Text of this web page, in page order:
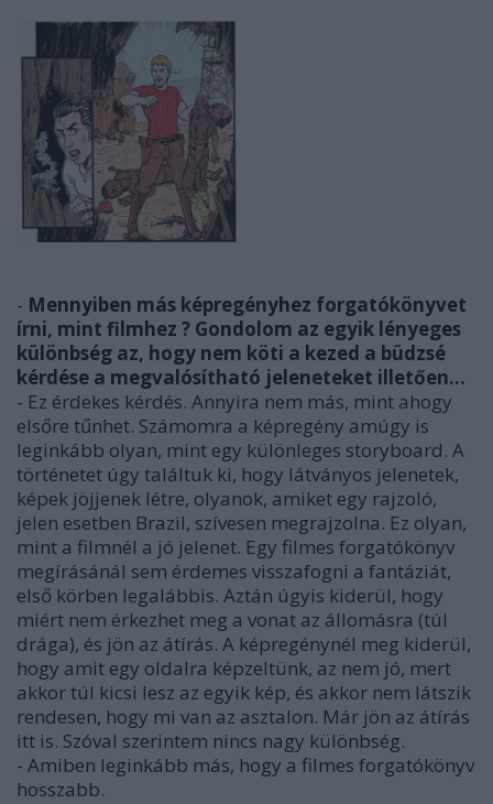
- Mennyiben más képregényhez forgatókönyvet
írni, mint filmhez ? Gondolom az egyik lényeges
különbség az, hogy nem köti a kezed a büdzsé
kérdése a megvalósítható jeleneteket illetően…
- Ez érdekes kérdés. Annyira nem más, mint ahogy
elsőre tűnhet. Számomra a képregény amúgy is
leginkább olyan, mint egy különleges storyboard. A
történetet úgy találtuk ki, hogy látványos jelenetek,
képek jöjjenek létre, olyanok, amiket egy rajzoló,
jelen esetben Brazil, szívesen megrajzolna. Ez olyan,
mint a filmnél a jó jelenet. Egy filmes forgatókönyv
megírásánál sem érdemes visszafogni a fantáziát,
első körben legalábbis. Aztán úgyis kiderül, hogy
miért nem érkezhet meg a vonat az állomásra (túl
drága), és jön az átírás. A képregénynél meg kiderül,
hogy amit egy oldalra képzeltünk, az nem jó, mert
akkor túl kicsi lesz az egyik kép, és akkor nem látszik
rendesen, hogy mi van az asztalon. Már jön az átírás
itt is. Szóval szerintem nincs nagy különbség.
- Amiben leginkább más, hogy a filmes forgatókönyv
hosszabb.